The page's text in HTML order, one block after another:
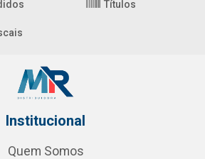
Títulos
Institucional
Quem Somos